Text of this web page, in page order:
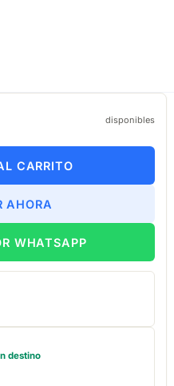
disponibles
CARRITO
AHORA
WHATSAPP
destino